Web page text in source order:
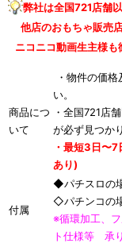
弊社は全国721店舗
他店のおもちゃ販売
ニコニコ動画生主様も
商品につ
いて
・物件の価
い。
・全国721店
が必ず見つか
・最短3日〜
あり)
付属
◆パチスロの
◇パチンコの
※循環加工、
ト仕様等 承り